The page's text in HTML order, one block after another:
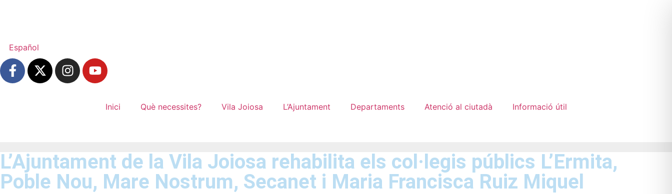
Español
Inici Què necessites? Vila Joiosa L’Ajuntament Departaments Atenció al ciutadà Informació útil
L’Ajuntament de la Vila Joiosa rehabilita els col·legis públics L’Ermita,
Poble Nou, Mare Nostrum, Secanet i Maria Francisca Ruiz Miquel